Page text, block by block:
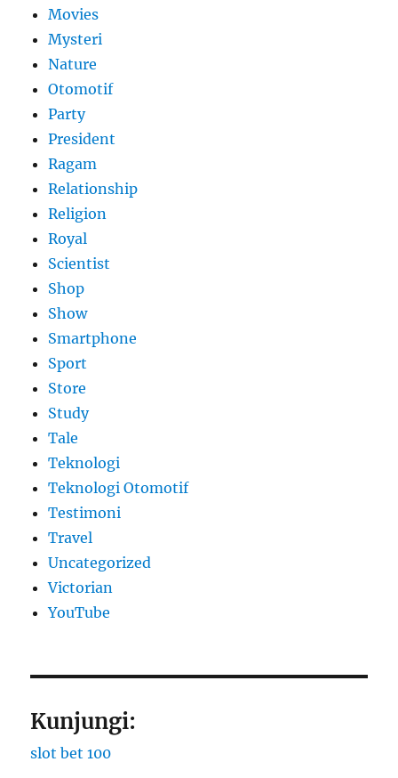
Movies
Mysteri
Nature
Otomotif
Party
President
Ragam
Relationship
Religion
Royal
Scientist
Shop
Show
Smartphone
Sport
Store
Study
Tale
Teknologi
Teknologi Otomotif
Testimoni
Travel
Uncategorized
Victorian
YouTube
Kunjungi:
slot bet 100